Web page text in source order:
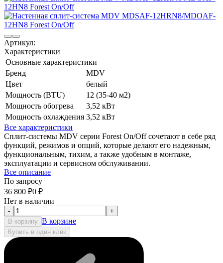
Артикул:
Характеристики
Основные характеристики
Бренд
MDV
Цвет
белый
Мощность (BTU)
12 (35-40 м2)
Мощность обогрева
3,52 кВт
Мощность охлаждения 3,52 кВт
Все характеристики
Сплит-системы MDV серии Forest On/Off сочетают в себе ряд
функций, режимов и опций, которые делают его надежным,
функциональным, тихим, а также удобным в монтаже,
эксплуатации и сервисном обслуживании.
Все описание
По запросу
36 800 ₽0 ₽
Нет в наличии
-
+
В корзину В корзине
Купить в один клик